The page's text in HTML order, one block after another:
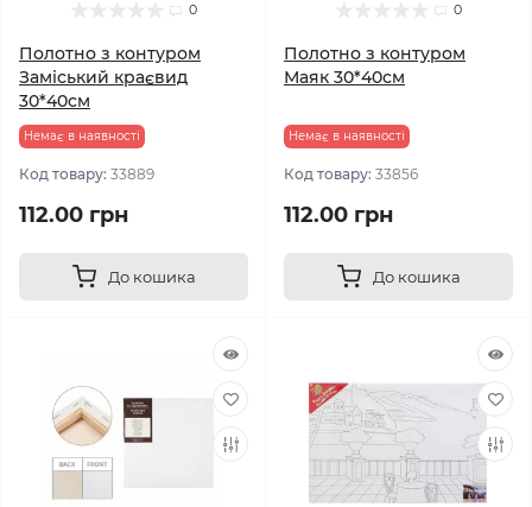
0
Полотно з контуром
Заміський краєвид
30*40см
Немає в наявності
Код товару: 33889
112.00 грн
До кошика
0
Полотно з контуром
Маяк 30*40см
Немає в наявності
Код товару: 33856
112.00 грн
До кошика